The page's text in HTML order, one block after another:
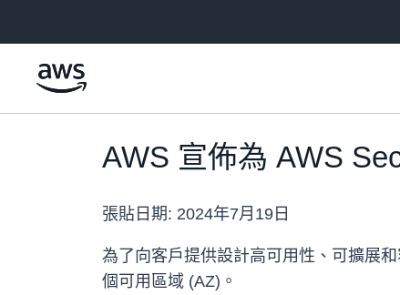
AWS 宣佈為 AWS
張貼日期: 2024年7月19日
為了向客戶提供設計高可用性、可擴展
個可用區域 (AZ)。